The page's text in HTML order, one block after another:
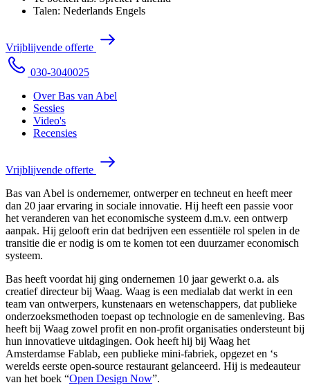
Talen: Nederlands Engels
Vrijblijvende offerte
030-3040025
Over Bas van Abel
Sessies
Video's
Recensies
Vrijblijvende offerte
Bas van Abel is ondernemer, ontwerper en techneut en heeft meer
dan 20 jaar ervaring in sociale innovatie. Hij heeft een passie voor
het veranderen van het economische systeem d.m.v. een ontwerp
aanpak. Hij gelooft erin dat bedrijven een essentiële rol spelen in de
transitie die er nodig is om te komen tot een duurzamer economisch
systeem.
Bas heeft voordat hij ging ondernemen 10 jaar gewerkt o.a. als
creatief directeur bij Waag. Waag is een medialab dat werkt in een
team van ontwerpers, kunstenaars en wetenschappers, dat publieke
onderzoeksmethoden toepast op technologie en de samenleving. Bas
heeft bij Waag zowel profit en non-profit organisaties ondersteunt bij
hun innovatieve uitdagingen. Ook heeft hij bij Waag het
Amsterdamse Fablab, een publieke mini-fabriek, opgezet en ‘s
werelds eerste open-source restaurant gelanceerd. Hij is medeauteur
van het boek “Open Design Now”.